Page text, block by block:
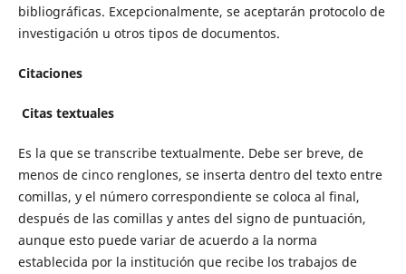
bibliográficas. Excepcionalmente, se aceptarán protocolo de
investigación u otros tipos de documentos.
Citaciones
Citas textuales
Es la que se transcribe textualmente. Debe ser breve, de
menos de cinco renglones, se inserta dentro del texto entre
comillas, y el número correspondiente se coloca al final,
después de las comillas y antes del signo de puntuación,
aunque esto puede variar de acuerdo a la norma
establecida por la institución que recibe los trabajos de